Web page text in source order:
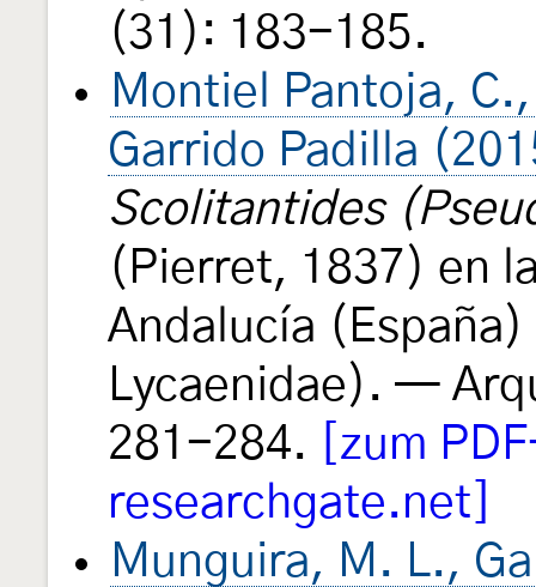
(31): 183-185.
Montiel Pantoja,
Garrido Padilla
Scolitantides
(Pierret, 1837) en
Andalucía
Lycaenidae). —
281-284.
[zum
researchgate.net]
Munguira, M. L.,